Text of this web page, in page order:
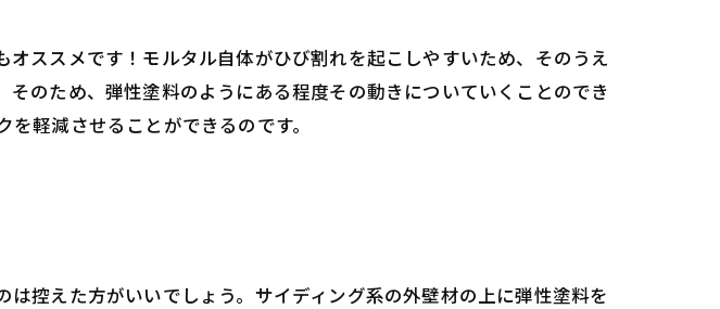
ススメです！モルタル自体がひび割れを起こしやすいため、そのうえ
のため、弾性塗料のようにある程度その動きについていくことのでき
軽減させることができるのです。
控えた方がいいでしょう。サイディング系の外壁材の上に弾性塗料を